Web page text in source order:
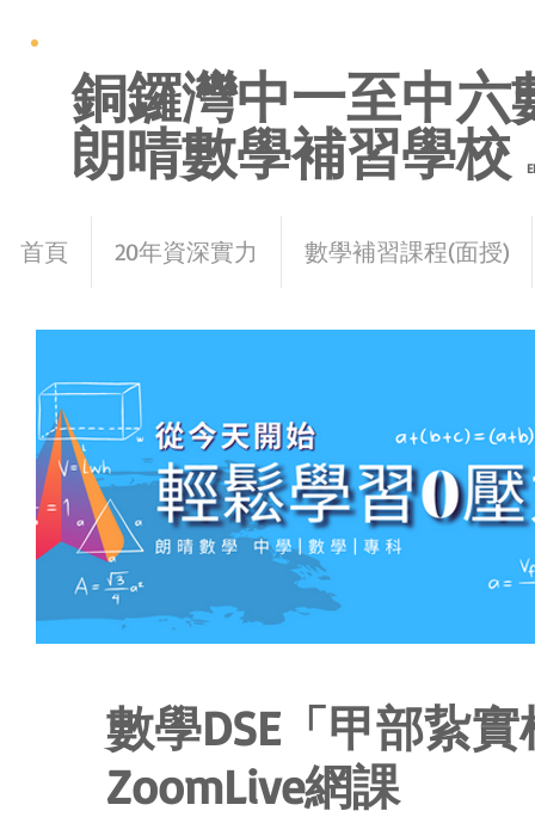
銅鑼灣中一至中六
朗晴數學補習學校
首頁 20年資深實力 數學補習課程(面授)
數學DSE「甲部紥
ZoomLive網課